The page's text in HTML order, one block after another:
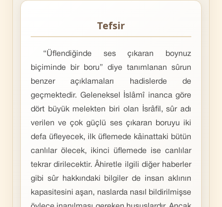
Tefsir
“Üflendiğinde ses çıkaran boynuz
biçiminde bir boru” diye tanım­lanan sûrun
benzer açıklamaları hadislerde de
geçmektedir. Geleneksel İslâmî inanca göre
dört büyük melekten biri olan İsrâfil, sûr adı
verilen ve çok güçlü ses çıkaran boruyu iki
defa üfleyecek, ilk üflemede kâinattaki bütün
canlılar ölecek, ikinci üflemede ise canlılar
tekrar dirilecektir. Âhiretle ilgili diğer haberler
gibi sûr hakkındaki bilgiler de insan aklının
kapasitesini aşan, naslarda nasıl bildirilmişse